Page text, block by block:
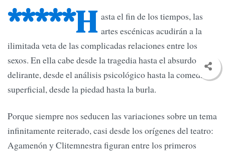
*****H asta el fin de los tiempos, las
artes escénicas acudirán a la
ilimitada veta de las complicadas relaciones entre los
sexos. En ella cabe desde la tragedia hasta el absurdo más
delirante, desde el análisis psicológico hasta la comedia
superficial, desde la piedad hasta la burla.
Porque siempre nos seducen las variaciones sobre un tema
infinitamente reiterado, casi desde los orígenes del teatro:
Agamenón y Clitemnestra figuran entre los primeros